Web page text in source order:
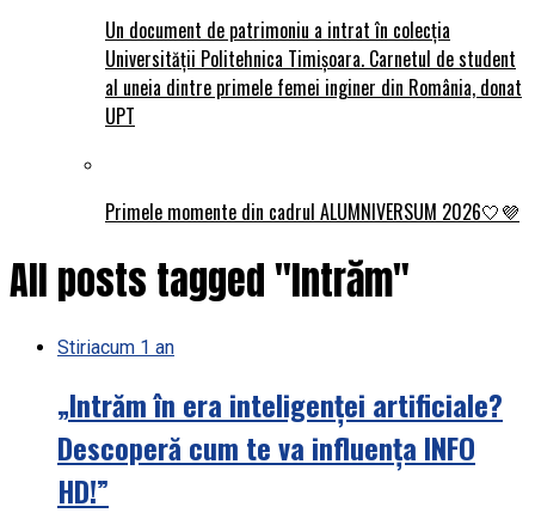
Un document de patrimoniu a intrat în colecția
Universității Politehnica Timișoara. Carnetul de student
al uneia dintre primele femei inginer din România, donat
UPT
Primele momente din cadrul ALUMNIVERSUM 2026🤍💜
All posts tagged "Intrăm"
Stiriacum 1 an
„Intrăm în era inteligenței artificiale?
Descoperă cum te va influența INFO
HD!”